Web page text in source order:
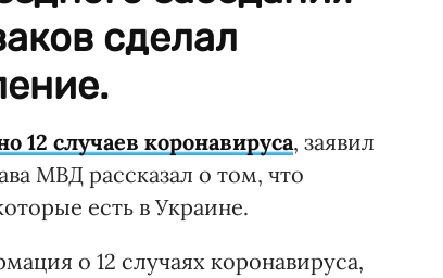
сделал
12 случаев коронавируса, заявил
МВД рассказал о том, что
есть в Украине.
о 12 случаях коронавируса,